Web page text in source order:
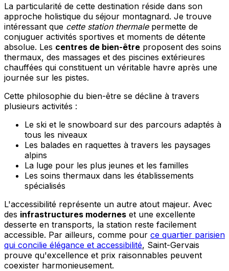
La particularité de cette destination réside dans son
approche holistique du séjour montagnard. Je trouve
intéressant que cette station thermalepermette de
conjuguer activités sportives et moments de détente
absolue. Les centres de bien-être proposent des soins
thermaux, des massages et des piscines extérieures
chauffées qui constituent un véritable havre après une
journée sur les pistes.
Cette philosophie du bien-être se décline à travers
plusieurs activités :
Le ski et le snowboard sur des parcours adaptés à
tous les niveaux
Les balades en raquettes à travers les paysages
alpins
La luge pour les plus jeunes et les familles
Les soins thermaux dans les établissements
spécialisés
L'accessibilité représente un autre atout majeur. Avec
des infrastructures modernes et une excellente
desserte en transports, la station reste facilement
accessible. Par ailleurs, comme pour ce quartier parisien
qui concilie élégance et accessibilité, Saint-Gervais
prouve qu'excellence et prix raisonnables peuvent
coexister harmonieusement.